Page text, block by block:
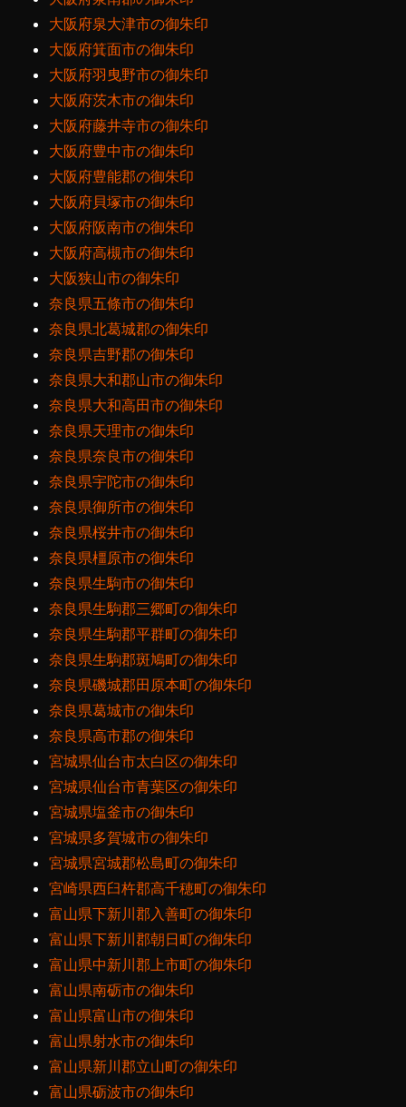
大阪府泉大津市の御朱印
大阪府箕面市の御朱印
大阪府羽曳野市の御朱印
大阪府茨木市の御朱印
大阪府藤井寺市の御朱印
大阪府豊中市の御朱印
大阪府豊能郡の御朱印
大阪府貝塚市の御朱印
大阪府阪南市の御朱印
大阪府高槻市の御朱印
大阪狭山市の御朱印
奈良県五條市の御朱印
奈良県北葛城郡の御朱印
奈良県吉野郡の御朱印
奈良県大和郡山市の御朱印
奈良県大和高田市の御朱印
奈良県天理市の御朱印
奈良県奈良市の御朱印
奈良県宇陀市の御朱印
奈良県御所市の御朱印
奈良県桜井市の御朱印
奈良県橿原市の御朱印
奈良県生駒市の御朱印
奈良県生駒郡三郷町の御朱印
奈良県生駒郡平群町の御朱印
奈良県生駒郡斑鳩町の御朱印
奈良県磯城郡田原本町の御朱印
奈良県葛城市の御朱印
奈良県高市郡の御朱印
宮城県仙台市太白区の御朱印
宮城県仙台市青葉区の御朱印
宮城県塩釜市の御朱印
宮城県多賀城市の御朱印
宮城県宮城郡松島町の御朱印
宮崎県西臼杵郡高千穂町の御朱印
富山県下新川郡入善町の御朱印
富山県下新川郡朝日町の御朱印
富山県中新川郡上市町の御朱印
富山県南砺市の御朱印
富山県富山市の御朱印
富山県射水市の御朱印
富山県新川郡立山町の御朱印
富山県砺波市の御朱印